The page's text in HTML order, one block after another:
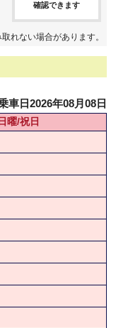
確認できます
れない場合があります。
車日2026年08月08日
日曜/祝日